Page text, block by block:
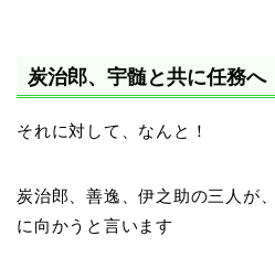
炭治郎、宇髄と共に任務へ
それに対して、なんと！
炭治郎、善逸、伊之助の三人が
に向かうと言います